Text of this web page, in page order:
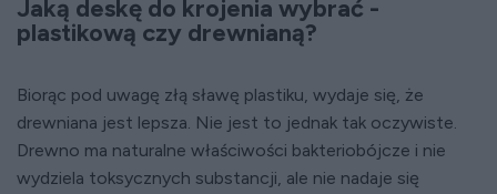
Jaką deskę do krojenia wybrać -
plastikową czy drewnianą?
Biorąc pod uwagę złą sławę plastiku, wydaje się, że
drewniana jest lepsza. Nie jest to jednak tak oczywiste.
Drewno ma naturalne właściwości bakteriobójcze i nie
wydziela toksycznych substancji, ale nie nadaje się